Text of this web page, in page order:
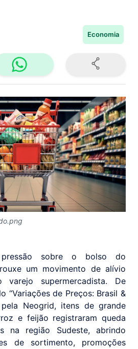
Economia
sobre o bolso do
um movimento de alívio
supermercadista. De
“Variações de Preços: Brasil &
pela Neogrid, itens de grande
e feijão registraram queda
na região Sudeste, abrindo
de sortimento, promoções